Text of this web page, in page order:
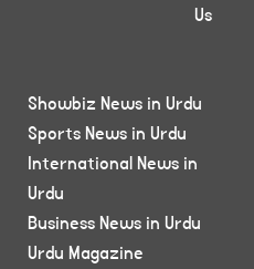
Us
Showbiz News in Urdu
Sports News in Urdu
International News in
Urdu
Business News in Urdu
Urdu Magazine